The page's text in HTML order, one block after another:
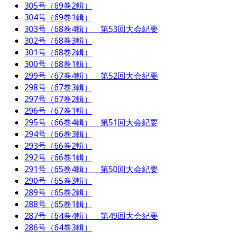
305号（69巻2輯）
304号（69巻1輯）
303号（68巻4輯） 第53回大会紀要
302号（68巻3輯）
301号（68巻2輯）
300号（68巻1輯）
299号（67巻4輯） 第52回大会紀要
298号（67巻3輯）
297号（67巻2輯）
296号（67巻1輯）
295号（66巻4輯） 第51回大会紀要
294号（66巻3輯）
293号（66巻2輯）
292号（66巻1輯）
291号（65巻4輯） 第50回大会紀要
290号（65巻3輯）
289号（65巻2輯）
288号（65巻1輯）
287号（64巻4輯） 第49回大会紀要
286号（64巻3輯）